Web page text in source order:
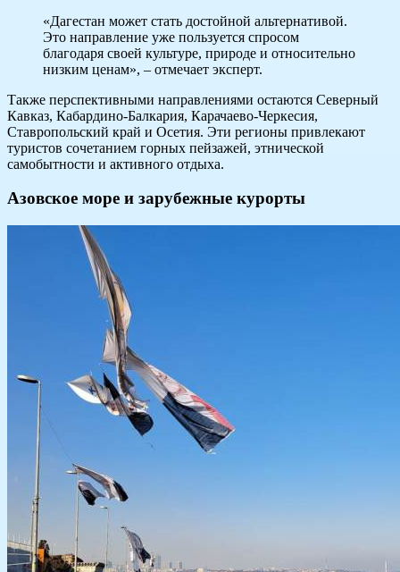
«Дагестан может стать достойной альтернативой.
Это направление уже пользуется спросом
благодаря своей культуре, природе и относительно
низким ценам», – отмечает эксперт.
Также перспективными направлениями остаются Северный
Кавказ, Кабардино-Балкария, Карачаево-Черкесия,
Ставропольский край и Осетия. Эти регионы привлекают
туристов сочетанием горных пейзажей, этнической
самобытности и активного отдыха.
Азовское море и зарубежные курорты